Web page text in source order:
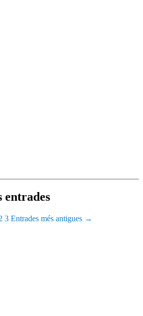
entrades
3 Entrades més antigues →